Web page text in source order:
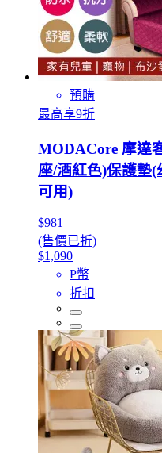
預購
最高享9折
MODACore 摩達
座/酒紅色)保護墊
可用)
$981
(售價已折)
$1,090
P幣
折扣